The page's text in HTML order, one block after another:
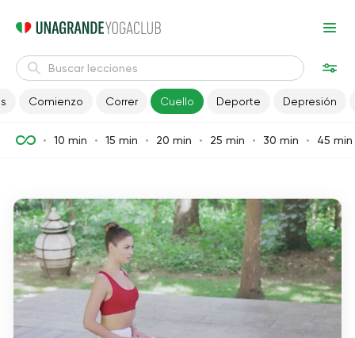
Comienzo Correr Cuello Deporte Depresión
10 min 15 min 20 min 25 min 30 min 45 min